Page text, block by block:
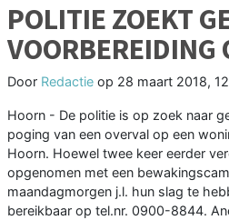
POLITIE ZOEKT
VOORBEREIDING
Door Redactie op 28 maart 2018,
Hoorn - De politie is op zoek naar
poging van een overval op een
Hoorn. Hoewel twee keer eerder
opgenomen met een
maandagmorgen j.l. hun slag te
bereikbaar op tel.nr. 0900-8844.